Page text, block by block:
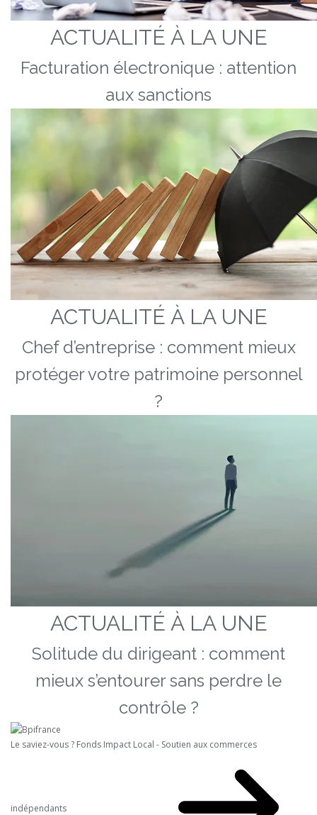
ACTUALITÉ À LA UNE
Facturation électronique : attention
aux sanctions
ACTUALITÉ À LA UNE
Chef d’entreprise : comment mieux
protéger votre patrimoine personnel
?
ACTUALITÉ À LA UNE
Solitude du dirigeant : comment
mieux s’entourer sans perdre le
contrôle ?
Le saviez-vous ? Fonds Impact Local - Soutien aux commerces
indépendants